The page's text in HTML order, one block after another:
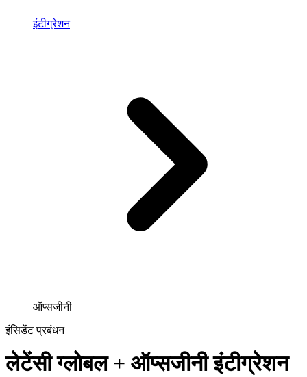
इंटीग्रेशन
ऑप्सजीनी
इंसिडेंट प्रबंधन
लेटेंसी ग्लोबल + ऑप्सजीनी इंटीग्रेशन